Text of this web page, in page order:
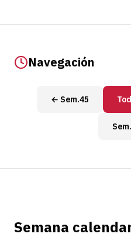
Navegación
← Sem.45
Semana